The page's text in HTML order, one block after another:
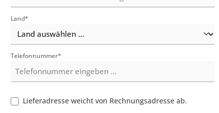
Land*
Telefonnummer*
Lieferadresse weicht von Rechnungsadresse ab.